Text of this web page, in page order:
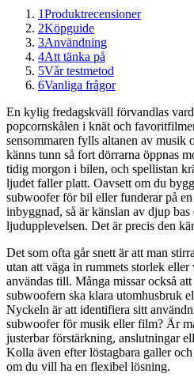
1Produktrecensioner
2Köpguide
3Användning
4Att tänka på
5Vår testmetod
6Vanliga frågor
En kylig fredagskväll förvandlas
popcornskålen i knät och
sensommaren fylls altanen av musik
känns tunn så fort dörrarna öppnas
tidig morgon i bilen, och spellistan
ljudet faller platt. Oavsett om du
subwoofer för bil eller funderar på
inbyggnad, så är känslan av djup
ljudupplevelsen. Det är precis den
Det som ofta går snett är att man
utan att väga in rummets storlek
användas till. Många missar också
subwoofern ska klara utomhusbruk
Nyckeln är att identifiera sitt
subwoofer för musik eller film? Är
justerbar förstärkning, anslutningar
Kolla även efter löstagbara galler
om du vill ha en flexibel lösning.